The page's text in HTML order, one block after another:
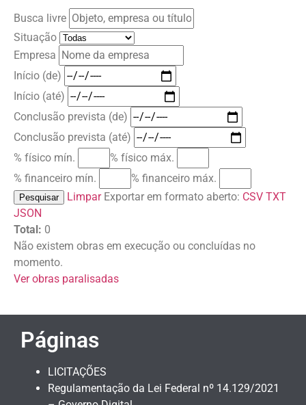
Busca livre
Situação
Empresa
Início (de)
Início (até)
Conclusão prevista (de)
Conclusão prevista (até)
% físico mín.
% físico máx.
% financeiro mín.
% financeiro máx.
Pesquisar Limpar Exportar em formato aberto: CSV TXT
JSON
Total: 0
Não existem obras em execução ou concluídas no
momento.
Ver obras paralisadas
Páginas
LICITAÇÕES
Regulamentação da Lei Federal nº 14.129/2021